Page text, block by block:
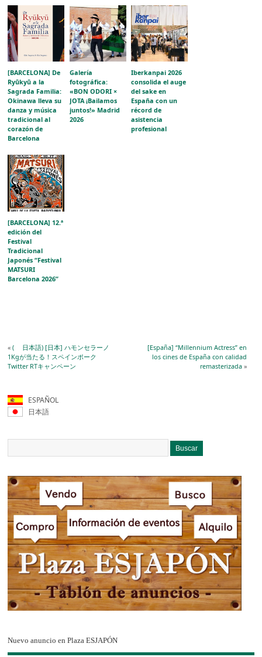
[BARCELONA] De
Ryūkyū a la
Sagrada Familia:
Okinawa lleva su
danza y música
tradicional al
corazón de
Barcelona
Galería
fotográfica:
«BON ODORI ×
JOTA ¡Bailamos
juntos!» Madrid
2026
Iberkanpai 2026
consolida el auge
del sake en
España con un
récord de
asistencia
profesional
[BARCELONA] 12.ª
edición del
Festival
Tradicional
Japonés “Festival
MATSURI
Barcelona 2026”
«( 日本語) [日本] ハモンセラーノ
1Kgが当たる！⁠スペインポーク
Twitter RTキャンペーン
[España] “Millennium Actress” en
los cines de España con calidad
remasterizada»
ESPAÑOL
日本語
Nuevo anuncio en Plaza ESJAPÓN